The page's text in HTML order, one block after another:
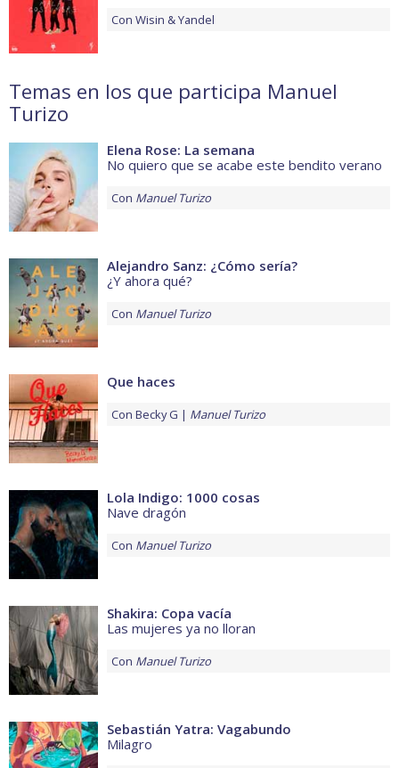
Con Wisin & Yandel
Temas en los que participa Manuel
Turizo
Elena Rose: La semana
No quiero que se acabe este bendito verano
Con Manuel Turizo
Alejandro Sanz: ¿Cómo sería?
¿Y ahora qué?
Con Manuel Turizo
Que haces
Con Becky G Manuel Turizo
Lola Indigo: 1000 cosas
Nave dragón
Con Manuel Turizo
Shakira: Copa vacía
Las mujeres ya no lloran
Con Manuel Turizo
Sebastián Yatra: Vagabundo
Milagro